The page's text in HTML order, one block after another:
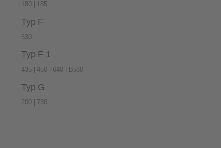
180 | 185
Typ F
630
Typ F 1
435 | 450 | 640 | B580
Typ G
200 | 730